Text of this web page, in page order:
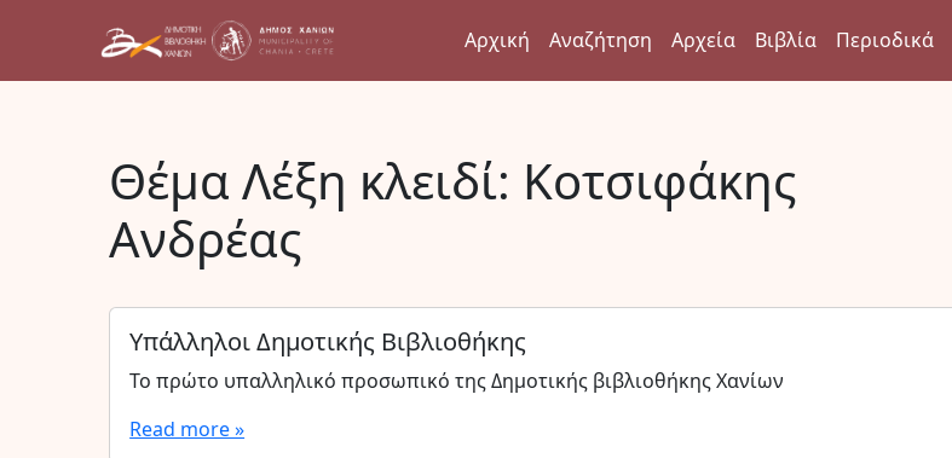
Αρχική Αναζήτηση Αρχεία Βιβλία Περιοδικά
Θέμα Λέξη κλειδί: Κοτσιφάκης
Ανδρέας
Υπάλληλοι Δημοτικής Βιβλιοθήκης
Το πρώτο υπαλληλικό προσωπικό της Δημοτικής βιβλιοθήκης Χανίων
Read more »